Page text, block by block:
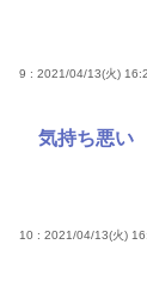
9 : 2021/04/13(火)
気持ち悪い
10 : 2021/04/13(火)